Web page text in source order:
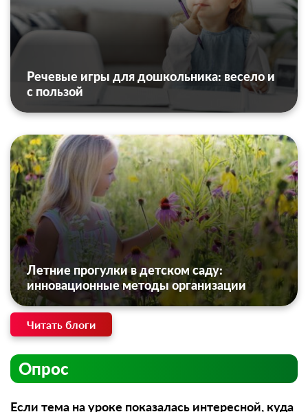
Речевые игры для дошкольника: весело и
с пользой
Летние прогулки в детском саду:
инновационные методы организации
Читать блоги
Опрос
Если тема на уроке показалась интересной, куда